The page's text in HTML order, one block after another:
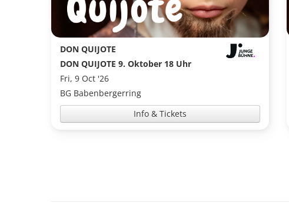
DON QUIJOTE
DON QUIJOTE 9. Oktober 18 Uhr
Fri, 9 Oct '26
BG Babenbergerring
Info & Tickets